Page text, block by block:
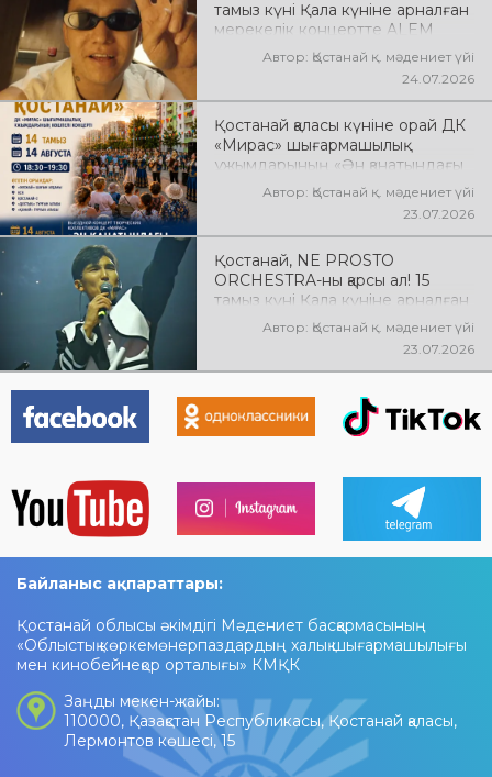
тамыз күні Қала күніне арналған
мерекелік концертте ALEM
өнер көрсетеді! @xcialem
Автор: Қостанай қ. мәдениет үйі
24.07.2026
Қостанай қаласы күніне орай ДК
«Мирас» шығармашылық
ұжымдарының «Ән қанатындағы
Қостанай» көшпелі концерті
өтеді! Баршаңызды мерекелік
Автор: Қостанай қ. мәдениет үйі
23.07.2026
Қостанай, NE PROSTO
ORCHESTRA-ны қарсы ал! 15
тамыз күні Қала күніне арналған
мерекелік концертте NE
PROSTO ORCHESTRA өнер
көрсетеді! @ne_prosto_orchestra
Автор: Қостанай қ. мәдениет үйі
23.07.2026
Байланыс ақпараттары:
Қостанай облысы әкімдігі Мәдениет басқармасының
«Облыстық көркемөнерпаздардың халық шығармашылығы
мен кинобейнеқор орталығы» КМҚК
Заңды мекен-жайы:
110000, Қазақстан Республикасы, Қостанай қаласы,
Лермонтов көшесі, 15